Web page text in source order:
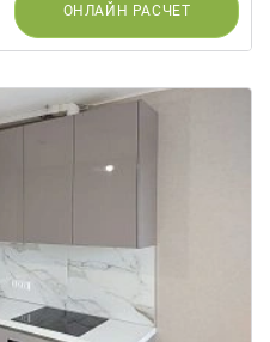
ОНЛАЙН РАСЧЕТ